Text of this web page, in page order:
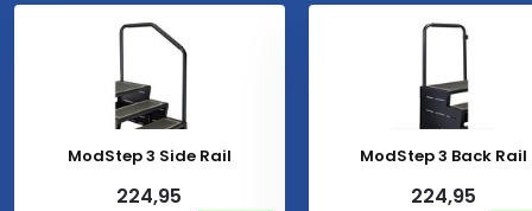
ModStep 3 Side Rail
224,95
ModStep 3 Back Rail
224,95